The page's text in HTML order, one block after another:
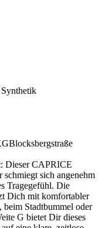
Blocksbergstraße
Dieser CAPRICE
schmiegt sich angenehm
Tragegefühl. Die
Dich mit komfortabler
Stadtbummel oder
G bietet Dir dieses